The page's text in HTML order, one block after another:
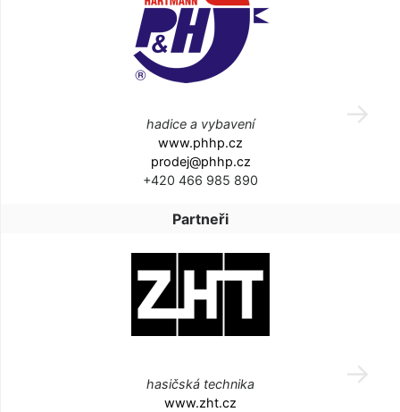
hadice a vybavení
www.phhp.cz
prodej@phhp.cz
+420 466 985 890
Partneři
hasičská technika
www.zht.cz